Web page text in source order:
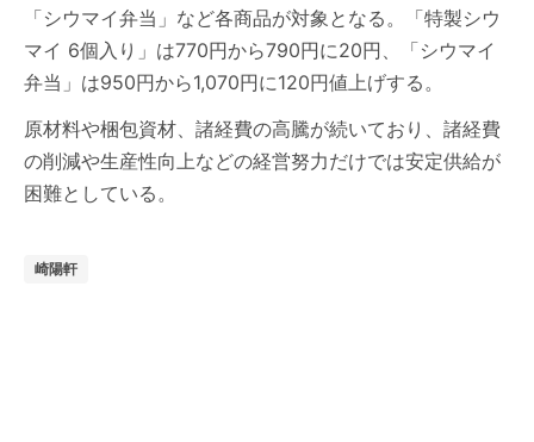
「シウマイ弁当」など各商品が対象となる。「特製シウ
マイ 6個入り」は770円から790円に20円、「シウマイ
弁当」は950円から1,070円に120円値上げする。
原材料や梱包資材、諸経費の高騰が続いており、諸経費
の削減や生産性向上などの経営努力だけでは安定供給が
困難としている。
崎陽軒